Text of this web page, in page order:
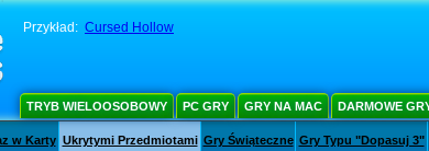
Przykład: Cursed Hollow
TRYB WIELOOSOBOWY PC GRY GRY NA MAC DARMOWE
w Karty Ukrytymi Przedmiotami Gry Świąteczne Gry Typu "Dopasuj 3"